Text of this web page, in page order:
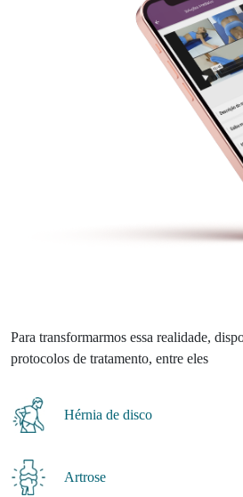
Para transformarmos essa realidade,
protocolos de tratamento, entre eles
Hérnia de disco
Artrose